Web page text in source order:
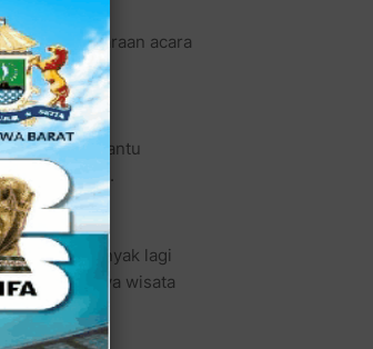
penyelenggaraan acara
untuk membantu
jenis soto.
dan banyak lagi
budaya wisata